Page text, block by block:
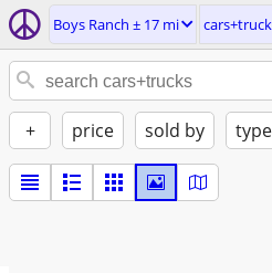
Boys Ranch ± 17 mi
+ price sold by type